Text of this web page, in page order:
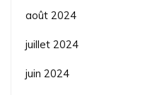
août 2024
juillet 2024
juin 2024